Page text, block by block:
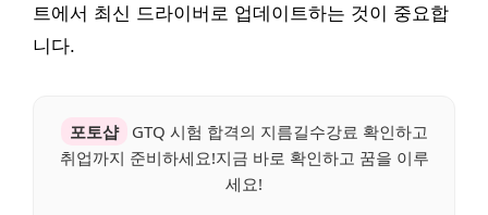
트에서 최신 드라이버로 업데이트하는 것이 중요합
니다.
포토샵
GTQ 시험 합격의 지름길수강료 확인하고
취업까지 준비하세요!지금 바로 확인하고 꿈을 이루
세요!